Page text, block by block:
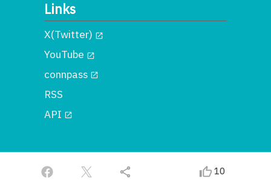
share thumb_up_alt10
Links
X(Twitter) open_in_new
YouTube open_in_new
connpass open_in_new
RSS
API open_in_new
© 2018 一般社団法人MA